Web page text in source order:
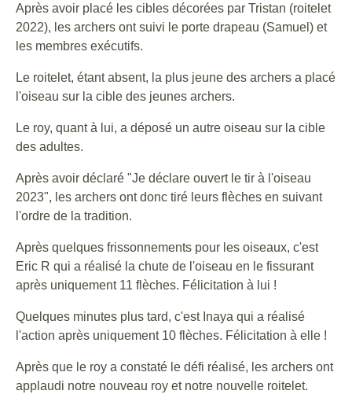
Après avoir placé les cibles décorées par Tristan (roitelet
2022), les archers ont suivi le porte drapeau (Samuel) et
les membres exécutifs.
Le roitelet, étant absent, la plus jeune des archers a placé
l'oiseau sur la cible des jeunes archers.
Le roy, quant à lui, a déposé un autre oiseau sur la cible
des adultes.
Après avoir déclaré "Je déclare ouvert le tir à l'oiseau
2023", les archers ont donc tiré leurs flèches en suivant
l'ordre de la tradition.
Après quelques frissonnements pour les oiseaux, c'est
Eric R qui a réalisé la chute de l'oiseau en le fissurant
après uniquement 11 flèches. Félicitation à lui !
Quelques minutes plus tard, c'est Inaya qui a réalisé
l'action après uniquement 10 flèches. Félicitation à elle !
Après que le roy a constaté le défi réalisé, les archers ont
applaudi notre nouveau roy et notre nouvelle roitelet.